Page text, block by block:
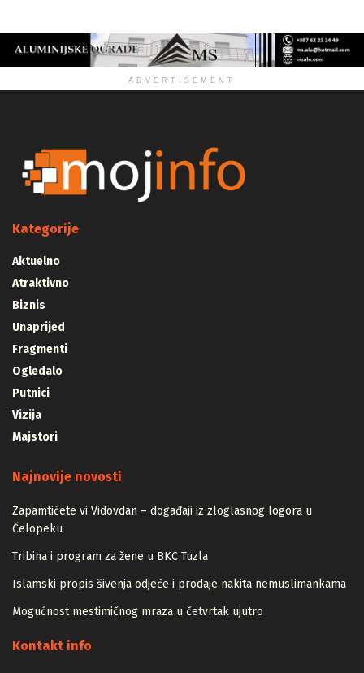
ADVERTISEMENT
Kategorije
Aktuelno
Atraktivno
Biznis
Unaprijed
Fragmenti
Ogledalo
Putnici
Vizija
Majstori
Najnovije novosti
Zapamtićete vi Vidovdan – događaji iz zloglasnog logora u
Čelopeku
Tribina i program za žene u BKC Tuzla
Islamski propis šivenja odjeće i prodaje nakita nemuslimankama
Mogućnost mestimičnog mraza u četvrtak ujutro
Kontakt info